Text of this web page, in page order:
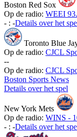
Boston Red Sox
Op de radio: WEEI
- : -Details over het
Toronto Blue
Op de radio: CJCL
--
Op de radio: CJCL
Boston Sports News
Details over het spel
New York Mets
Op de radio: WINS -
- : -Details over het